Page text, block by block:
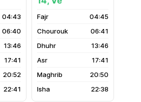
04:43
06:40
13:46
17:41
20:52
22:41
04:45
06:41
13:46
17:41
20:50
22:38